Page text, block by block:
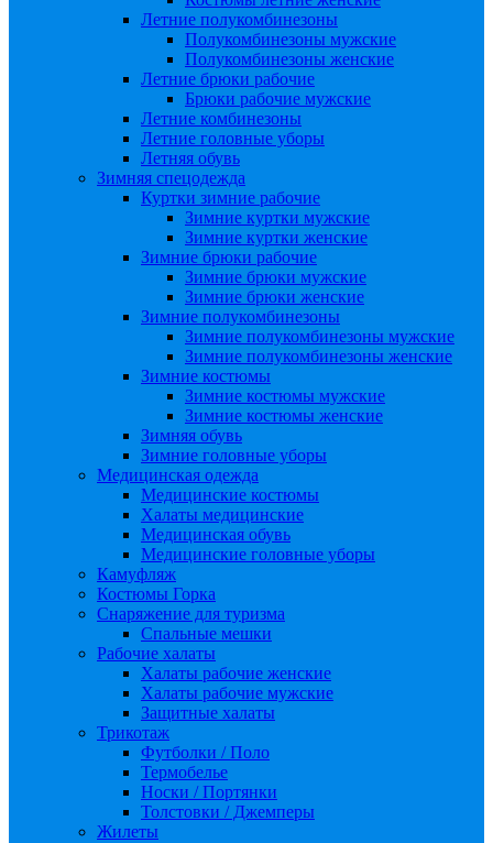
Летние полукомбинезоны
Полукомбинезоны мужские
Полукомбинезоны женские
Летние брюки рабочие
Брюки рабочие мужские
Летние комбинезоны
Летние головные уборы
Летняя обувь
Зимняя спецодежда
Куртки зимние рабочие
Зимние куртки мужские
Зимние куртки женские
Зимние брюки рабочие
Зимние брюки мужские
Зимние брюки женские
Зимние полукомбинезоны
Зимние полукомбинезоны мужские
Зимние полукомбинезоны женские
Зимние костюмы
Зимние костюмы мужские
Зимние костюмы женские
Зимняя обувь
Зимние головные уборы
Медицинская одежда
Медицинские костюмы
Халаты медицинские
Медицинская обувь
Медицинские головные уборы
Камуфляж
Костюмы Горка
Снаряжение для туризма
Спальные мешки
Рабочие халаты
Халаты рабочие женские
Халаты рабочие мужские
Защитные халаты
Трикотаж
Футболки / Поло
Термобелье
Носки / Портянки
Толстовки / Джемперы
Жилеты